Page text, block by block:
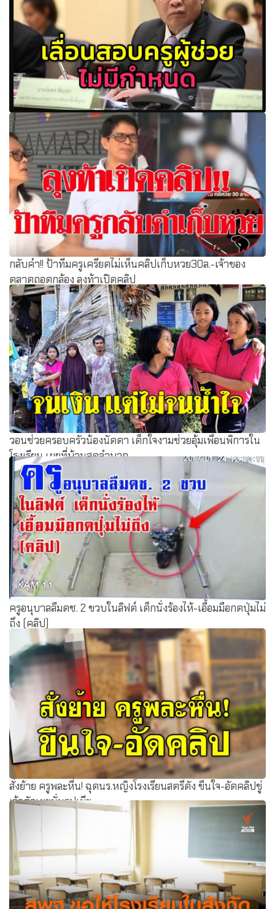
เลื่อนสอบครูผู้ช่วยไม่มีกำหนด เมินสอบผ่านออนไลน์ สพฐ.ห่วง
ครหาทุจริต ไร้ระเบียบรองรับ
กลับคำ!! ป้าทีมครูเครียดไม่เห็นคลิปเก็บหวย30ล.-เจ้าของ
ตลาดถอดกล้อง ลุงท้าเปิดคลิป
วอนช่วยครอบครัวน้องนัดดา เด็กใจงามช่วยอุ้มเพื่อนพิการใน
โรงเรียน เผยที่บ้านสุดลำบาก
ครูอนุบาลลืมดช. 2 ขวบในลิฟต์ เด็กนั่งร้องไห้-เอื้อมมือกดปุ่มไม่
ถึง (คลิป)
สั่งย้าย ครูพละหื่น! ฉุดนร.หญิงโรงเรียนสตรีดัง ขืนใจ-อัดคลิปขู่
เจ้าตัวเผยนั่นรูปเมีย